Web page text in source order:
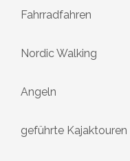
Fahrradfahren
Nordic Walking
Angeln
geführte Kajaktouren